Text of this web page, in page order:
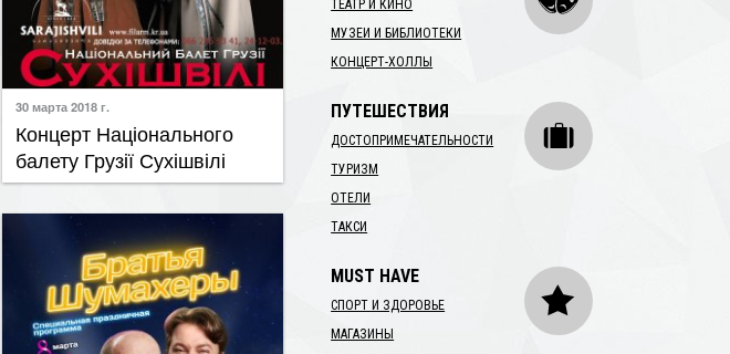
30 марта 2018 г.
Концерт Національного
балету Грузії Сухішвілі
ТЕАТР И КИНО
МУЗЕИ И БИБЛИОТЕКИ
КОНЦЕРТ-ХОЛЛЫ
ПУТЕШЕСТВИЯ
ДОСТОПРИМЕЧАТЕЛЬНОСТИ
ТУРИЗМ
ОТЕЛИ
ТАКСИ
MUST HAVE
СПОРТ И ЗДОРОВЬЕ
МАГАЗИНЫ